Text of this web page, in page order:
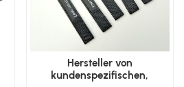
Hersteller von
kundenspezifischen,